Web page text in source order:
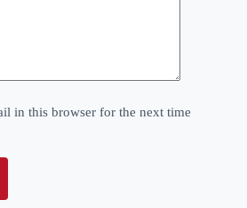
in this browser for the next time